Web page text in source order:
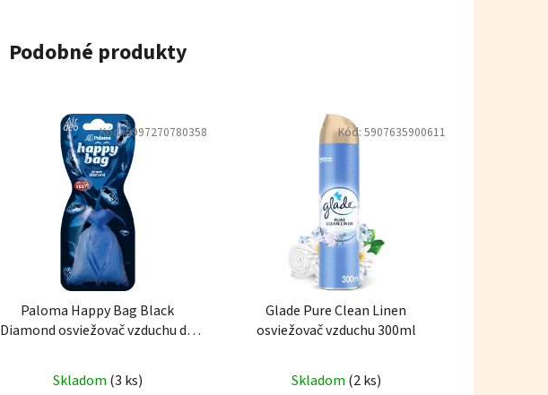
Podobné produkty
Paloma Happy Bag Black
Diamond osviežovač vzduchu do
Skladom (3 ks)
Kód:5997270780358
Glade Pure Clean Linen
osviežovač vzduchu 300ml
Skladom (2 ks)
Kód: 5907635900611